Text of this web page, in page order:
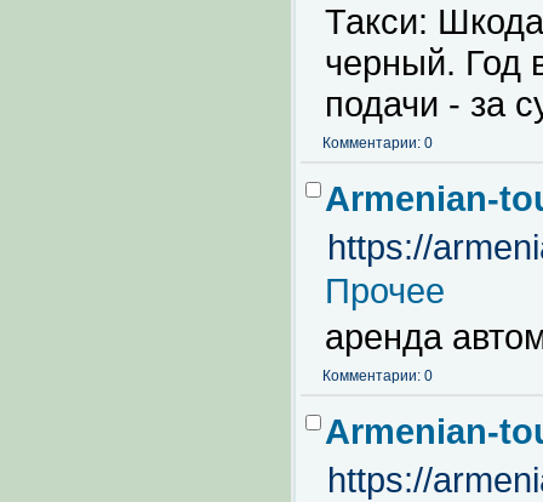
Такси:
черный. Год
подачи - за
Комментарии: 0
Armenian-
https://
Прочее
аренда
Комментарии: 0
Armenian-
https://